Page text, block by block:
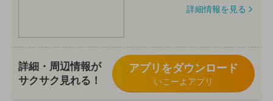
詳細情報を見る
詳細・周辺情報が
サクサク見れる！
アプリをダウンロード
いこーよアプリ